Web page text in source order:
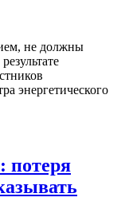
не должны
энергетического
потеря